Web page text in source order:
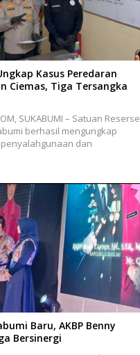
Kasus Peredaran
Ciemas, Tiga Tersangka
SUKABUMI – Satuan Reserse
berhasil mengungkap
dan
Baru, AKBP Benny
Bersinergi